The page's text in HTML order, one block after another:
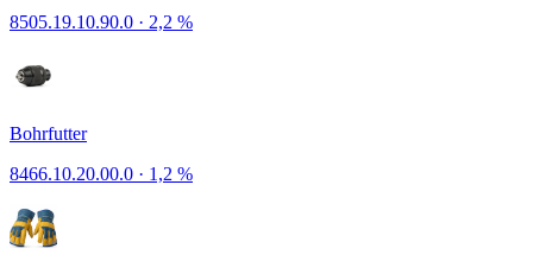
8505.19.10.90.0 · 2,2 %
Bohrfutter
8466.10.20.00.0 · 1,2 %